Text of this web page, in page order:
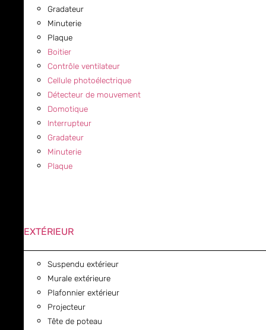
Gradateur
Minuterie
Plaque
Boitier
Contrôle ventilateur
Cellule photoélectrique
Détecteur de mouvement
Domotique
Interrupteur
Gradateur
Minuterie
Plaque
EXTÉRIEUR
Suspendu extérieur
Murale extérieure
Plafonnier extérieur
Projecteur
Tête de poteau